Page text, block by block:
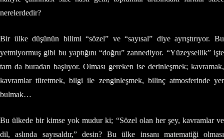
nerelerdedir?
Bir ülke düşünün bilimi “sözel” ve “sayısal” diye ayrıştırıyor. Bu
yetmiyormuş gibi bu yaptığını “doğru” zannediyor. “Yüzeysellik” işte
tam da buradan başlıyor. Olması gereken ise derinleşmek; kavramak,
kavramlar türetmek, bilgi ile zenginleşmek, bilinç atmosferinde yer
bulmak…
Bu ülkede bir kimse yok mudur ki; “Sözel olan her şey, kavramlar ve
dil, aslında sayısaldır,” desin? Bu ülke insanı matematiği olması